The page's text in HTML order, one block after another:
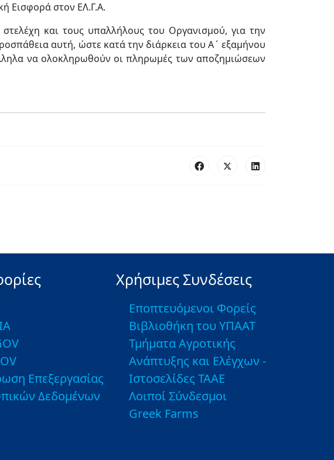
Εισφορά στον ΕΛ.Γ.Α.
και τους υπαλλήλους του Οργανισμού, για την
αυτή, ώστε κατά την διάρκεια του Α΄ εξαμήνου
να ολοκληρωθούν οι πληρωμές των αποζημιώσεων
Επεξεργασίας
Δεδομένων
Χρήσιμες Συνδέσεις
Εποπτευόμενοι Φορείς
Βιβλιοθήκη του ΥΠΑΑΤ
Τμήματα Αγροτικής
Ανάπτυξης και Ελέγχων -
Ιστοσελίδες ΤΑΑΕ
Λοιποί Σύνδεσμοι
Greek Farms